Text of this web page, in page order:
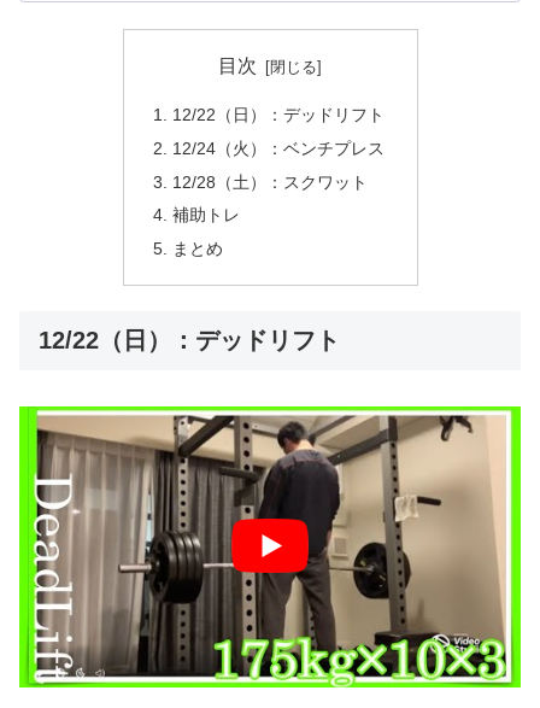
目次
12/22（日）：デッドリフト
12/24（火）：ベンチプレス
12/28（土）：スクワット
補助トレ
まとめ
12/22（日）：デッドリフト